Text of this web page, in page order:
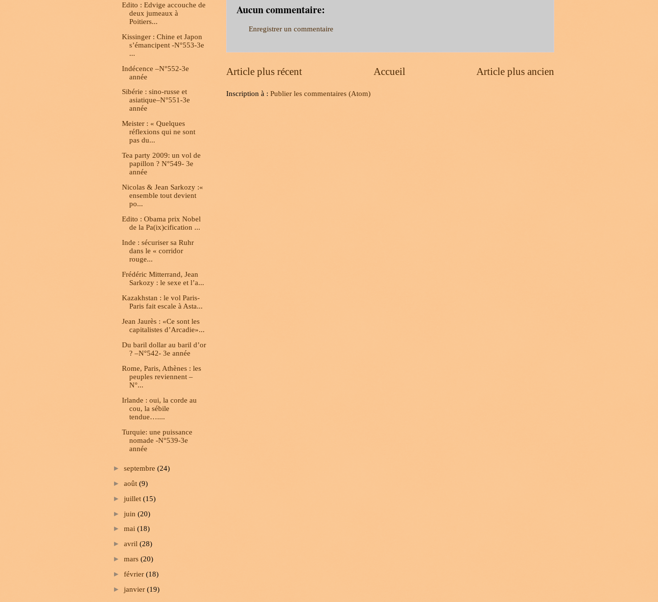
Aucun commentaire:
Enregistrer un commentaire
Article plus récent Article plus ancien
Accueil
Inscription à : Publier les commentaires (Atom)
Edito : Edvige accouche de
deux jumeaux à
Poitiers...
Kissinger : Chine et Japon
s’émancipent -N°553-3e
...
Indécence –N°552-3e
année
Sibérie : sino-russe et
asiatique–N°551-3e
année
Meister : « Quelques
réflexions qui ne sont
pas du...
Tea party 2009: un vol de
papillon ? N°549- 3e
année
Nicolas & Jean Sarkozy :«
ensemble tout devient
po...
Edito : Obama prix Nobel
de la Pa(ix)cification ...
Inde : sécuriser sa Ruhr
dans le « corridor
rouge...
Frédéric Mitterrand, Jean
Sarkozy : le sexe et l’a...
Kazakhstan : le vol Paris-
Paris fait escale à Asta...
Jean Jaurès : «Ce sont les
capitalistes d’Arcadie»...
Du baril dollar au baril d’or
? –N°542- 3e année
Rome, Paris, Athènes : les
peuples reviennent –
N°...
Irlande : oui, la corde au
cou, la sébile
tendue…....
Turquie: une puissance
nomade -N°539-3e
année
► septembre (24)
► août (9)
► juillet (15)
► juin (20)
► mai (18)
► avril (28)
► mars (20)
► février (18)
► janvier (19)